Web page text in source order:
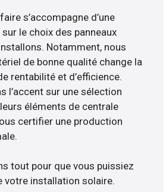
s’accompagne d’une
le choix des panneaux
Notamment, nous
de bonne qualité change la
rentabilité et d’efficience.
l’accent sur une sélection
éléments de centrale
certifier une production
tout pour que vous puissiez
votre installation solaire.